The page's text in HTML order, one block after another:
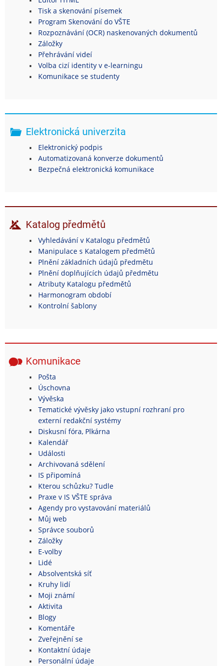
Tisk a skenování písemek
Program Skenování do VŠTE
Rozpoznávání (OCR) naskenovaných dokumentů
Záložky
Přehrávání videí
Volba cizí identity v e-learningu
Komunikace se studenty
Elektronická univerzita
Elektronický podpis
Automatizovaná konverze dokumentů
Bezpečná elektronická komunikace
Katalog předmětů
Vyhledávání v Katalogu předmětů
Manipulace s Katalogem předmětů
Plnění základních údajů předmětu
Plnění doplňujících údajů předmětu
Atributy Katalogu předmětů
Harmonogram období
Kontrolní šablony
Komunikace
Pošta
Úschovna
Vývěska
Tematické vývěsky jako vstupní rozhraní pro
externí redakční systémy
Diskusní fóra, Plkárna
Kalendář
Události
Archivovaná sdělení
IS připomíná
Kterou schůzku? Tudle
Praxe v IS VŠTE správa
Agendy pro vystavování materiálů
Můj web
Správce souborů
Záložky
E-volby
Lidé
Absolventská síť
Kruhy lidí
Moji známí
Aktivita
Blogy
Komentáře
Zveřejnění se
Kontaktní údaje
Personální údaje